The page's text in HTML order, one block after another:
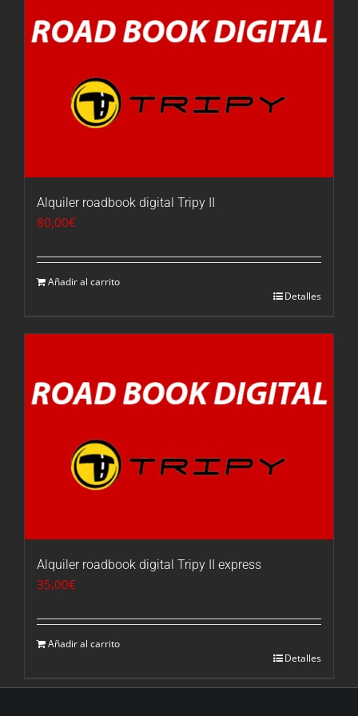
Alquiler roadbook digital Tripy II
80,00€
Añadir al carrito
Detalles
Alquiler roadbook digital Tripy II express
35,00€
Añadir al carrito
Detalles